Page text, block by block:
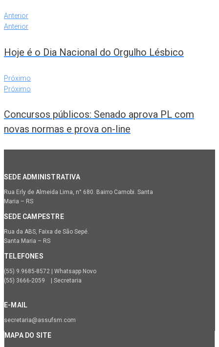
Anterior
Anterior
Hoje é o Dia Nacional do Orgulho Lésbico
Próximo
Próximo
Concursos públicos: Senado aprova PL com
novas normas e prova on-line
SEDE ADMINISTRATIVA
Rua Erly de Almeida Lima, n° 680. Bairro Camobi. Santa
Maria – RS
SEDE CAMPESTRE
Rua da ABS, Faixa de São Sepé.
Santa Maria – RS
TELEFONES
(55) 9.9685-8572 | Whatsapp Novo
(55) 3666-2059 | Secretaria
E-MAIL
secretaria@assufsm.com
MAPA DO SITE